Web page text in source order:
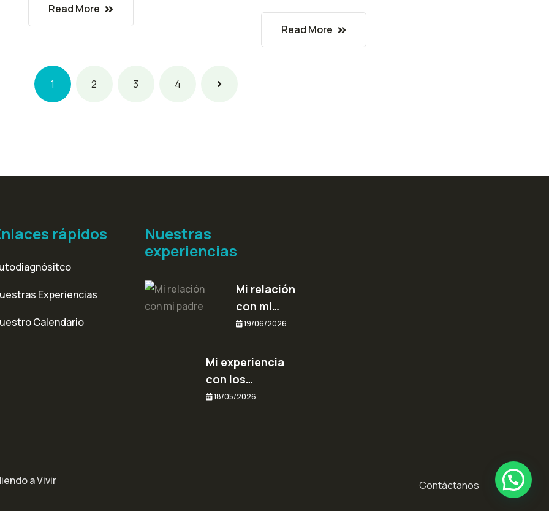
Read More
Read More
1 2 3 4
rápidos
Experiencias
Calendario
Nuestras
experiencias
Mi relación
con mi…
19/06/2026
Mi experiencia
con los…
18/05/2026
a Vivir Contáctanos